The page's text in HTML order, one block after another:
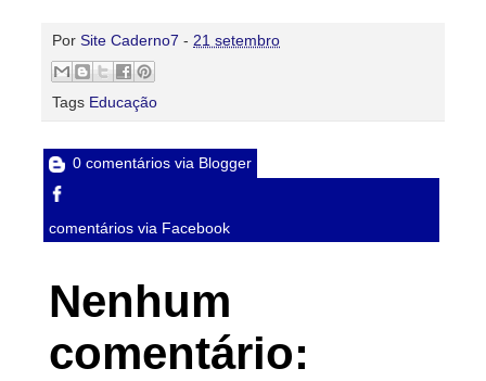
Por Site Caderno7 - 21 setembro
Tags Educação
0 comentários via Blogger
comentários via Facebook
Nenhum
comentário: